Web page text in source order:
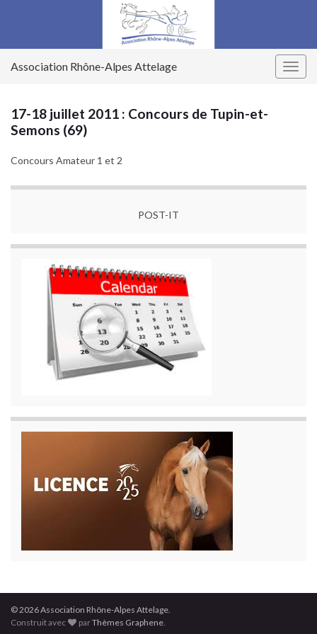
Association Rhône-Alpes Attelage
17-18 juillet 2011 : Concours de Tupin-et-
Semons (69)
Concours Amateur 1 et 2
POST-IT
© 2026 Association Rhône-Alpes Attelage.
Construit avec
parThèmes Graphene